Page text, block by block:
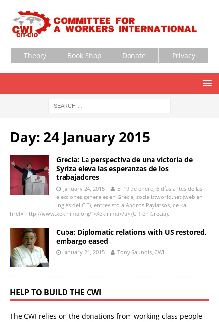
Theory Book Shop Donate Privacy
Day: 24 January 2015
Grecia: La perspectiva de una victoria de
Syriza eleva las esperanzas de los
trabajadores
January 24, 2015
El 19 de enero, 6 días antes de las
elecciones generales en Grecia, socialistworld.net (web en
inglés del CIT), entrevistó a Andros Payiatsos, de <a
href="http://www.xekinima.org/">Xekinima</a> (CIT en Grecia).
Cuba: Diplomatic relations with US restored,
embargo eased
January 24, 2015 Tony Saunois, CWI
HELP TO BUILD THE CWI
The CWI relies on the donations from working class people